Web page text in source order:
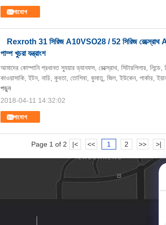
যোগাযোগ
Rexroth 31 সিরিজ A10VSO28 / 52 সিরিজ রেক্স্রোথ
পাম্প খুচরা যন্ত্রাংশ
যোগাযোগ
আমাদের কোম্পানি প্রধানত স্যুয়ার ড্যানফস, রেক্স্রোথ, সিটারপিলার, লিন্ডে,
কাওয়াসাকি, ইটন, নাচি, কুবতা, তোশিবা, কুমাতু, জিল, ইউকেন, পার্কার,
পড়ুন
2018-04-11 14:32:02
Page 1 of 2 |< << 1 2 >> >|